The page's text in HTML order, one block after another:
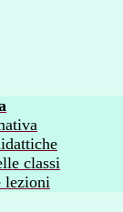
classi
lezioni